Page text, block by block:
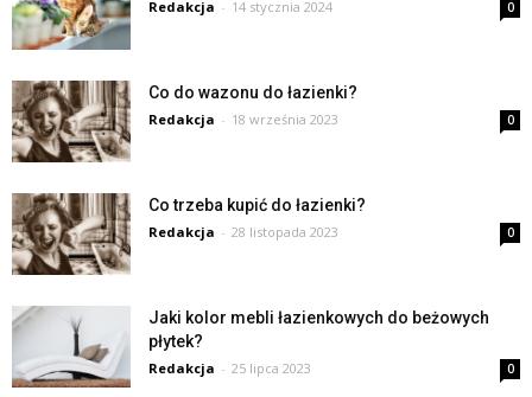
Redakcja - 14 stycznia 2024 0
Co do wazonu do łazienki?
Redakcja - 18 września 2023 0
Co trzeba kupić do łazienki?
Redakcja - 28 listopada 2023 0
Jaki kolor mebli łazienkowych do beżowych
płytek?
Redakcja - 25 lipca 2023 0